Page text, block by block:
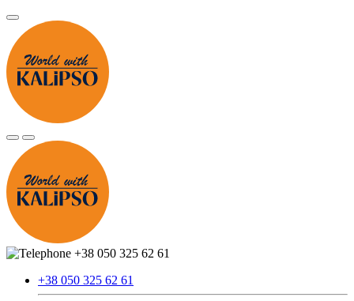
+38 050 325 62 61
+38 050 325 62 61